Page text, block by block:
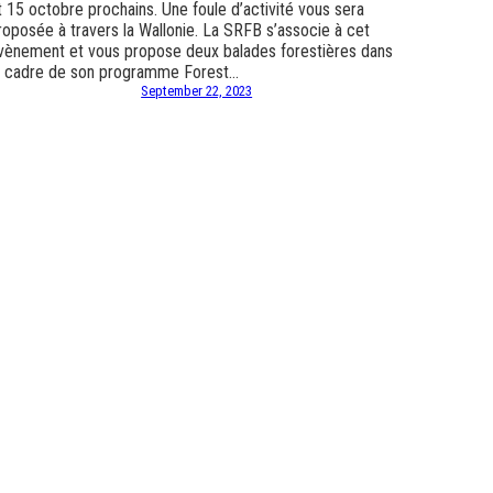
15 octobre prochains. Une foule d’activité vous sera
à travers la Wallonie. La SRFB s’associe à cet
et vous propose deux balades forestières dans
cadre de son programme Forest…
September 22, 2023